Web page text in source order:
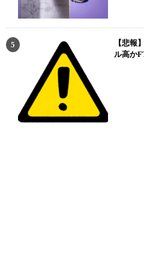
【悲報
ル高か